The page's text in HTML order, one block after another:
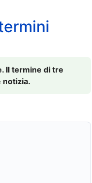
Il termine di tre
notizia.